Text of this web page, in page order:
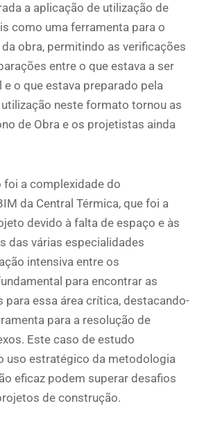
a aplicação de utilização de
como uma ferramenta para o
obra, permitindo as verificações
entre o que estava a ser
o que estava preparado pela
neste formato tornou as
de Obra e os projetistas ainda
foi a complexidade do
da Central Térmica, que foi a
devido à falta de espaço e às
das várias especialidades
intensiva entre os
para encontrar as
para essa área crítica, destacando-
para a resolução de
Este caso de estudo
uso estratégico da metodologia
eficaz podem superar desafios
de construção.